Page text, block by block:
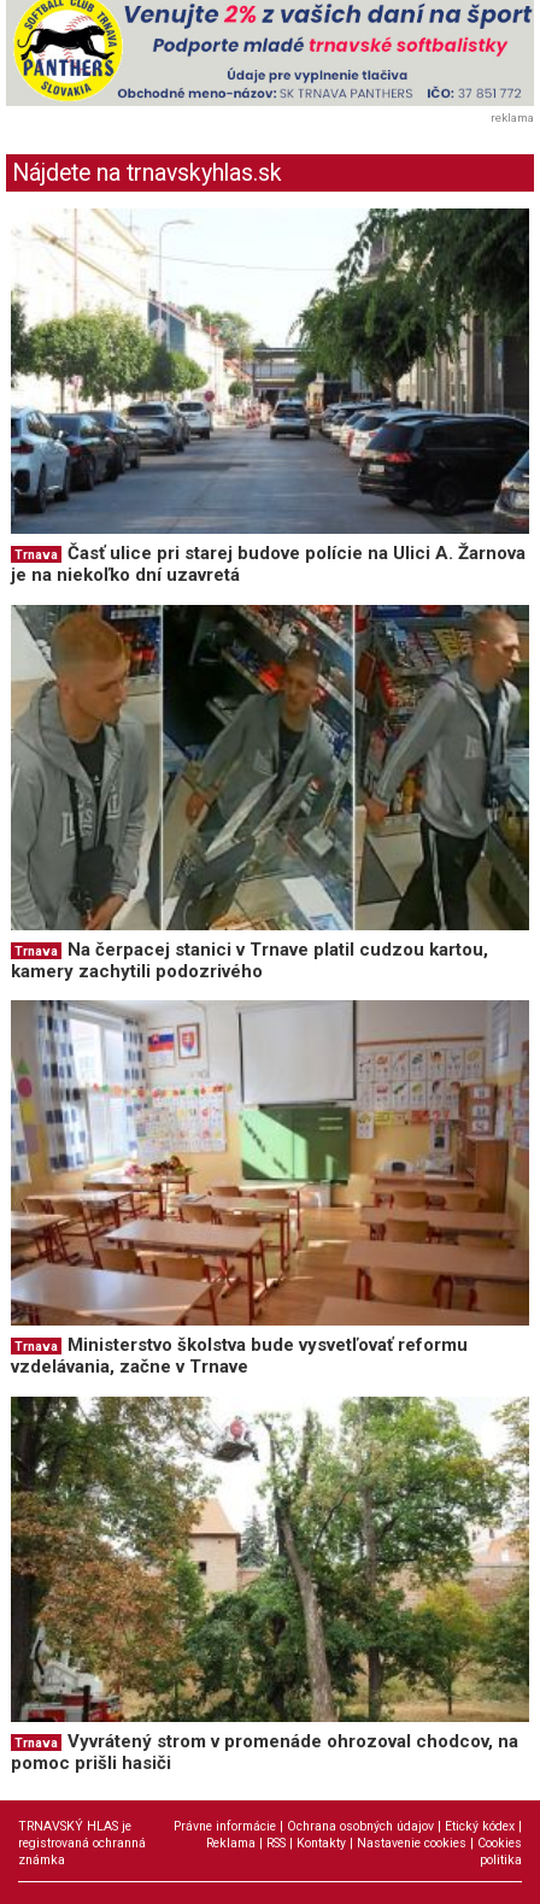
reklama
Nájdete na trnavskyhlas.sk
Trnava
Časť ulice pri starej budove polície na Ulici A. Žarnova
je na niekoľko dní uzavretá
Trnava
Na čerpacej stanici v Trnave platil cudzou kartou,
kamery zachytili podozrivého
Trnava
Ministerstvo školstva bude vysvetľovať reformu
vzdelávania, začne v Trnave
Trnava
Vyvrátený strom v promenáde ohrozoval chodcov, na
pomoc prišli hasiči
TRNAVSKÝ HLAS je
registrovaná ochranná
známka
Právne informácie | Ochrana osobných údajov | Etický kódex |
Reklama | RSS | Kontakty | Nastavenie cookies | Cookies
politika